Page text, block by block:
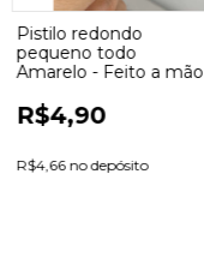
Pistilo redondo
pequeno todo
Amarelo - Feito a mão
R$4,90
R$4,66 no depósito